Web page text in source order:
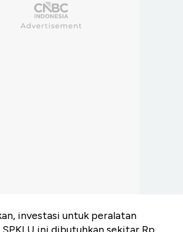
investasi untuk peralatan